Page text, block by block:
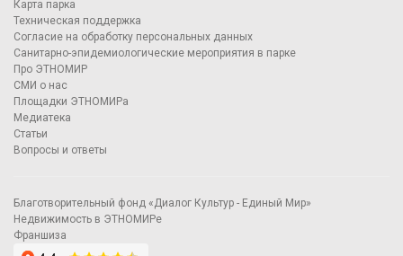
Карта парка
Техническая поддержка
Согласие на обработку персональных данных
Санитарно-эпидемиологические мероприятия в парке
Про ЭТНОМИР
СМИ о нас
Площадки ЭТНОМИРа
Медиатека
Статьи
Вопросы и ответы
Благотворительный фонд «Диалог Культур - Единый Мир»
Недвижимость в ЭТНОМИРе
Франшиза